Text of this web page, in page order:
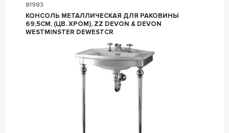
81983
КОНСОЛЬ МЕТАЛЛИЧЕСКАЯ ДЛЯ РАКОВИНЫ
69,5СМ, (ЦВ. ХРОМ), ZZ DEVON & DEVON
WESTMINSTER DEWESTCR